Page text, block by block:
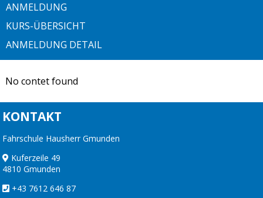
ANMELDUNG
KURS-ÜBERSICHT
ANMELDUNG DETAIL
No contet found
KONTAKT
Fahrschule Hausherr Gmunden
Kuferzeile 49
4810 Gmunden
+43 7612 646 87